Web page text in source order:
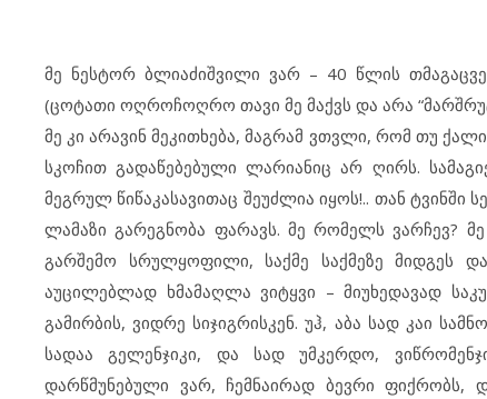
მე ნესტორ ბლიაძიშვილი ვარ – 40 წლის
(ცოტათი ოღროჩოღრო თავი მე მაქვს და არა
მე კი არავინ მეკითხება, მაგრამ ვთვლი, რომ თუ
სკოჩით გადაწებებული ლარიანიც არ ღირს.
მეგრულ წიწაკასავითაც შეუძლია იყოს!.. თან ტვინში
ლამაზი გარეგნობა ფარავს. მე რომელს ვარჩევ?
გარშემო სრულყოფილი, საქმე საქმეზე მიდგეს
აუცილებლად ხმამაღლა ვიტყვი – მიუხედავად
გამირბის, ვიდრე სიჯიგრისკენ. უჰ, აბა სად კაი
სადაა გელენჯიკი, და სად უმკერდო,
დარწმუნებული ვარ, ჩემნაირად ბევრი